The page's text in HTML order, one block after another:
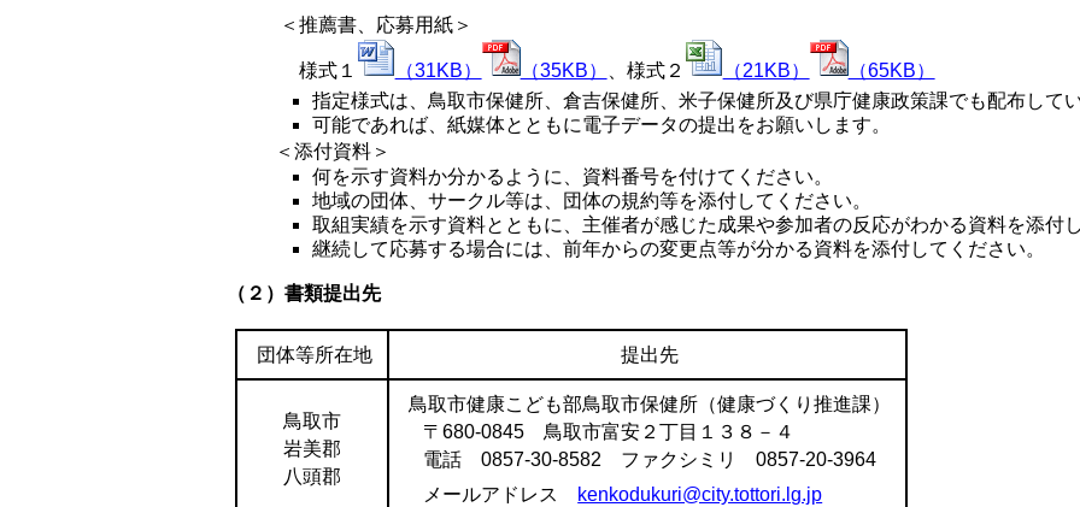
＜推薦書、応募用紙＞
様式１ （31KB） （35KB） 、様式２ （21KB）
（65KB）
指定様式は、鳥取市保健所、倉吉保健所、米子保健所及び県庁健康政策課でも配布してい
可能であれば、紙媒体とともに電子データの提出をお願いします。
＜添付資料＞
何を示す資料か分かるように、資料番号を付けてください。
地域の団体、サークル等は、団体の規約等を添付してください。
取組実績を示す資料とともに、主催者が感じた成果や参加者の反応がわかる資料を添付
継続して応募する場合には、前年からの変更点等が分かる資料を添付してください。
（２）書類提出先
団体等所在地 提出先
鳥取市
岩美郡
八頭郡
鳥取市健康こども部鳥取市保健所（健康づくり推進課）
〒680-0845 鳥取市富安２丁目１３８－４
電話 0857-30-8582 ファクシミリ 0857-20-3964
メールアドレス
kenkodukuri@city.tottori.lg.jp